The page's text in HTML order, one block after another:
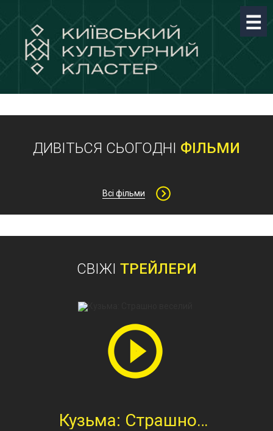
ДИВІТЬСЯ СЬОГОДНІ ФІЛЬМИ
Всі фільми
СВІЖІ ТРЕЙЛЕРИ
Кузьма: Страшно веселий